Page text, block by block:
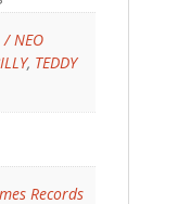
/ NEO
, TEDDY
Records